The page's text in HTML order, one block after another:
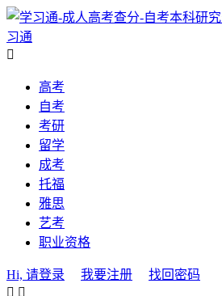
习通

高考
自考
考研
留学
成考
托福
雅思
艺考
职业资格
Hi, 请登录 我要注册
找回密码
 